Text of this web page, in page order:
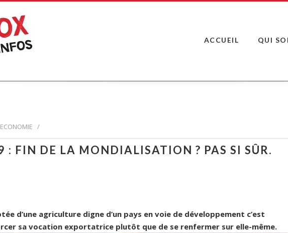
ACCUEIL QUI
ECONOMIE /
: FIN DE LA MONDIALISATION ? PAS SI SÛR.
d’une agriculture digne d’un pays en voie de développement c’est
sa vocation exportatrice plutôt que de se renfermer sur elle-même.